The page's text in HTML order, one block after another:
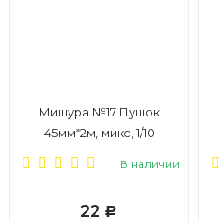
Мишура №17 Пушок
45мм*2м, микс, 1/10
В наличии
22 Р